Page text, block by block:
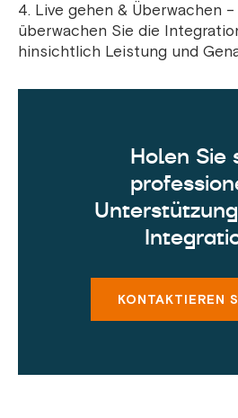
Live gehen & Überwachen
überwachen Sie die
hinsichtlich Leistung und
Holen Sie
KONTAKTIEREN